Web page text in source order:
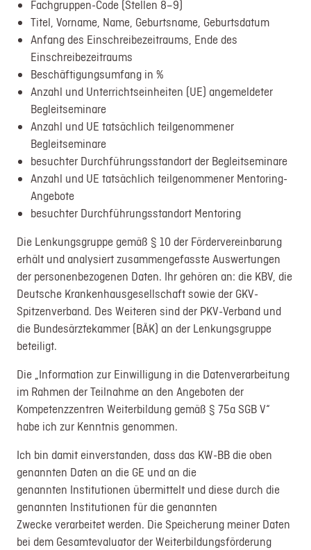
Fachgruppen-Code (Stellen 8–9)
Titel, Vorname, Name, Geburtsname, Geburtsdatum
Anfang des Einschreibezeitraums, Ende des
Einschreibezeitraums
Beschäftigungsumfang in %
Anzahl und Unterrichtseinheiten (UE) angemeldeter
Begleitseminare
Anzahl und UE tatsächlich teilgenommener
Begleitseminare
besuchter Durchführungsstandort der Begleitseminare
Anzahl und UE tatsächlich teilgenommener Mentoring-
Angebote
besuchter Durchführungsstandort Mentoring
Die Lenkungsgruppe gemäß § 10 der Fördervereinbarung
erhält und analysiert zusammengefasste Auswertungen
der personenbezogenen Daten. Ihr gehören an: die KBV, die
Deutsche Krankenhausgesellschaft sowie der GKV-
Spitzenverband. Des Weiteren sind der PKV-Verband und
die Bundesärztekammer (BÄK) an der Lenkungsgruppe
beteiligt.
Die „Information zur Einwilligung in die Datenverarbeitung
im Rahmen der Teilnahme an den Angeboten der
Kompetenzzentren Weiterbildung gemäß § 75a SGB V“
habe ich zur Kenntnis genommen.
Ich bin damit einverstanden, dass das KW-BB die oben
genannten Daten an die GE und an die
genannten Institutionen übermittelt und diese durch die
genannten Institutionen für die genannten
Zwecke verarbeitet werden. Die Speicherung meiner Daten
bei dem Gesamtevaluator der Weiterbildungsförderung